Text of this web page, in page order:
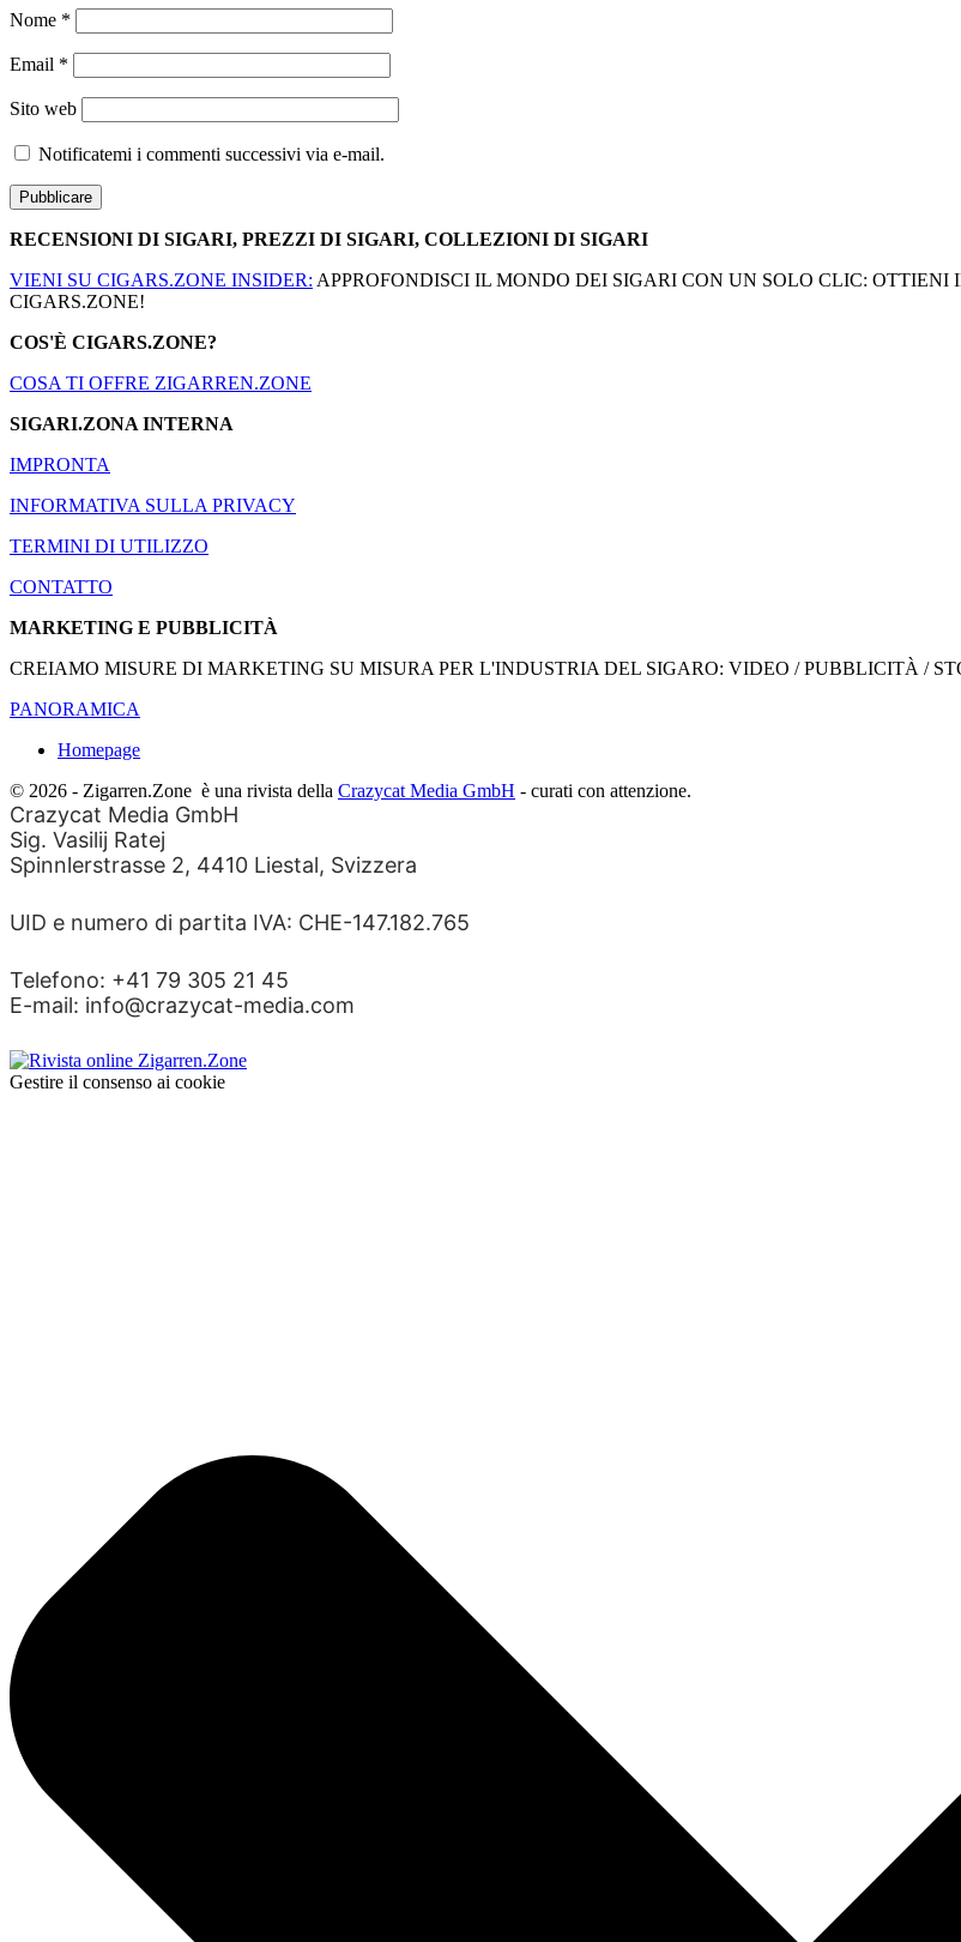
Nome *
Email *
Sito web
Notificatemi i commenti successivi via e-mail.
RECENSIONI DI SIGARI, PREZZI DI SIGARI, COLLEZIONI DI SIGARI
VIENI SU CIGARS.ZONE INSIDER: APPROFONDISCI IL MONDO DEI SIGARI CON UN SOLO CLIC:
CIGARS.ZONE!
COS'È CIGARS.ZONE?
COSA TI OFFRE ZIGARREN.ZONE
SIGARI.ZONA INTERNA
IMPRONTA
INFORMATIVA SULLA PRIVACY
TERMINI DI UTILIZZO
CONTATTO
MARKETING E PUBBLICITÀ
CREIAMO MISURE DI MARKETING SU MISURA PER L'INDUSTRIA DEL SIGARO: VIDEO / PUBBLICITÀ /
PANORAMICA
Homepage
© 2026 - Zigarren.Zone è una rivista della Crazycat Media GmbH - curati con attenzione.
Crazycat Media GmbH
Sig. Vasilij Ratej
Spinnlerstrasse 2, 4410 Liestal, Svizzera
UID e numero di partita IVA: CHE-147.182.765
Telefono: +41 79 305 21 45
E-mail: info@crazycat-media.com
Gestire il consenso ai cookie